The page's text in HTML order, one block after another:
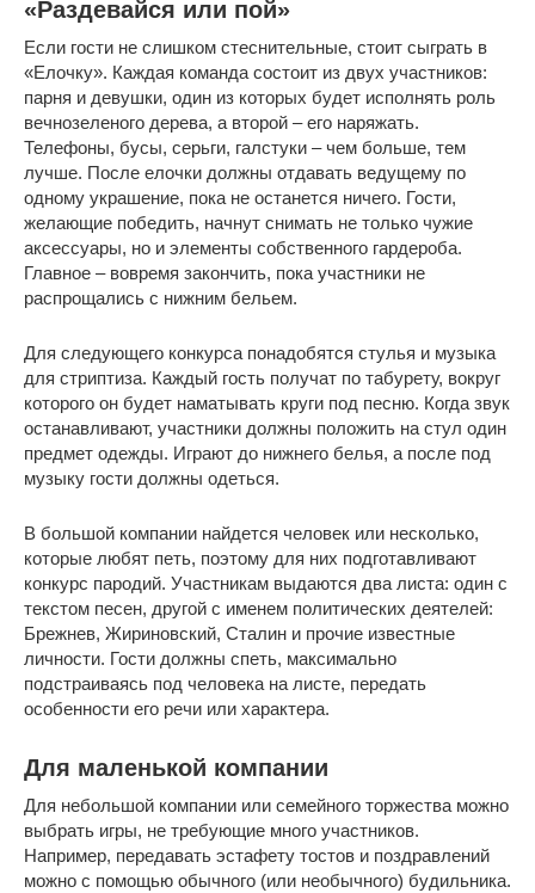
«Раздевайся или пой»
Если гости не слишком стеснительные, стоит сыграть в
«Елочку». Каждая команда состоит из двух участников:
парня и девушки, один из которых будет исполнять роль
вечнозеленого дерева, а второй – его наряжать.
Телефоны, бусы, серьги, галстуки – чем больше, тем
лучше. После елочки должны отдавать ведущему по
одному украшение, пока не останется ничего. Гости,
желающие победить, начнут снимать не только чужие
аксессуары, но и элементы собственного гардероба.
Главное – вовремя закончить, пока участники не
распрощались с нижним бельем.
Для следующего конкурса понадобятся стулья и музыка
для стриптиза. Каждый гость получат по табурету, вокруг
которого он будет наматывать круги под песню. Когда звук
останавливают, участники должны положить на стул один
предмет одежды. Играют до нижнего белья, а после под
музыку гости должны одеться.
В большой компании найдется человек или несколько,
которые любят петь, поэтому для них подготавливают
конкурс пародий. Участникам выдаются два листа: один с
текстом песен, другой с именем политических деятелей:
Брежнев, Жириновский, Сталин и прочие известные
личности. Гости должны спеть, максимально
подстраиваясь под человека на листе, передать
особенности его речи или характера.
Для маленькой компании
Для небольшой компании или семейного торжества можно
выбрать игры, не требующие много участников.
Например, передавать эстафету тостов и поздравлений
можно с помощью обычного (или необычного) будильника.